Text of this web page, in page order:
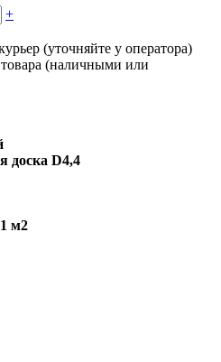
+
(уточняйте у оператора)
(наличными или
доска D4,4
м2